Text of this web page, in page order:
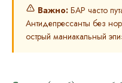
Важно: БАР часто
Антидепрессанты без
острый маниакальный